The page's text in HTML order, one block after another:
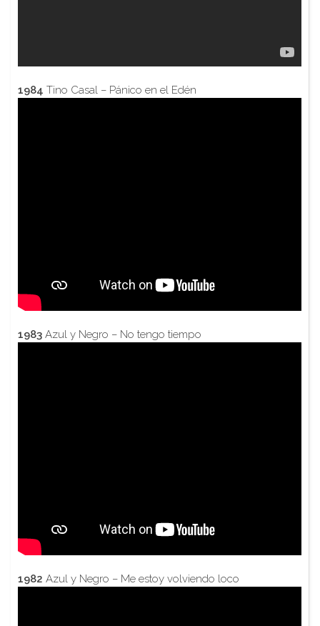
1984 Tino Casal – Pánico en el Edén
1983 Azul y Negro – No tengo tiempo
1982 Azul y Negro – Me estoy volviendo loco